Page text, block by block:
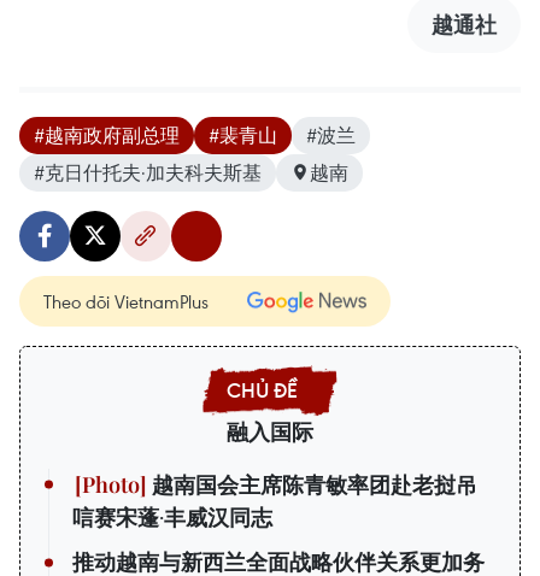
越通社
#越南政府副总理 #裴青山
#波兰
#克日什托夫·加夫科夫斯基
越南
Theo dõi VietnamPlus
融入国际
越南国会主席陈青敏率团赴老挝吊
唁赛宋蓬·丰威汉同志
推动越南与新西兰全面战略伙伴关系更加务